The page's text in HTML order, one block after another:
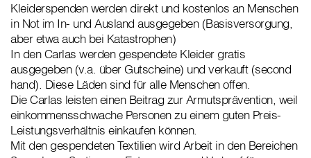
Kleiderspenden werden direkt und kostenlos an Menschen
in Not im In- und Ausland ausgegeben (Basisversorgung,
aber etwa auch bei Katastrophen)
In den Carlas werden gespendete Kleider gratis
ausgegeben (v.a. über Gutscheine) und verkauft (second
hand). Diese Läden sind für alle Menschen offen.
Die Carlas leisten einen Beitrag zur Armutsprävention, weil
einkommensschwache Personen zu einem guten Preis-
Leistungsverhältnis einkaufen können.
Mit den gespendeten Textilien wird Arbeit in den Bereichen